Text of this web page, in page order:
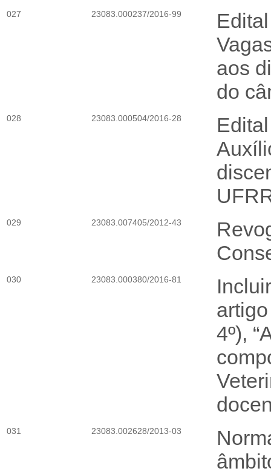
027 23083.000237/2016-99
aos
do
028 23083.000504/2016-28
029 23083.007405/2012-43
030 23083.000380/2016-81
4º),
031 23083.002628/2013-03